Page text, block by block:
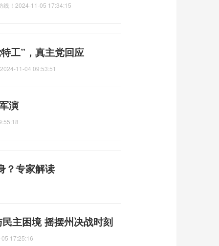
！ 2024-11-05 17:34:15
工”，真主党回应
2024-11-04 09:53:51
演
？专家解读
主困境 摇摆州决战时刻
17:25:16